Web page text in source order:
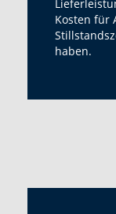
Kosten für
haben.